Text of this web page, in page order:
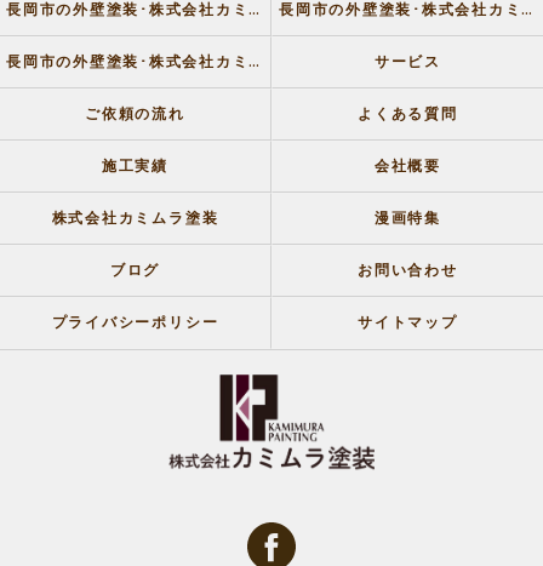
長岡市の外壁塗装･株式会社カミムラ塗装の口コミ情報 長岡市の外壁塗装･株式会社カミムラ塗装の評判
長岡市の外壁塗装･株式会社カミムラ塗装のお客様の声 サービス
ご依頼の流れ よくある質問
施工実績 会社概要
株式会社カミムラ塗装 漫画特集
ブログ お問い合わせ
プライバシーポリシー サイトマップ